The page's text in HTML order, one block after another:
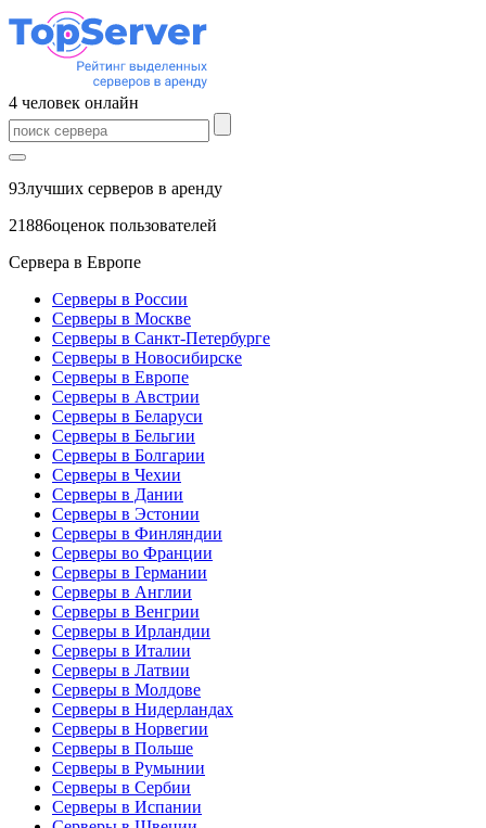
4 человек онлайн
93лучших серверов в аренду
21886оценок пользователей
Сервера в Европе
Серверы в России
Серверы в Москве
Серверы в Санкт-Петербурге
Серверы в Новосибирске
Серверы в Европе
Серверы в Австрии
Серверы в Беларуси
Серверы в Бельгии
Серверы в Болгарии
Серверы в Чехии
Серверы в Дании
Серверы в Эстонии
Серверы в Финляндии
Серверы во Франции
Серверы в Германии
Серверы в Англии
Серверы в Венгрии
Серверы в Ирландии
Серверы в Италии
Серверы в Латвии
Серверы в Молдове
Серверы в Нидерландах
Серверы в Норвегии
Серверы в Польше
Серверы в Румынии
Серверы в Сербии
Серверы в Испании